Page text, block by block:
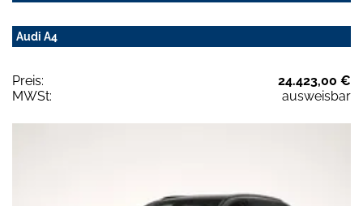
Audi A4
Preis:
24.423,00 €
MWSt:
ausweisbar